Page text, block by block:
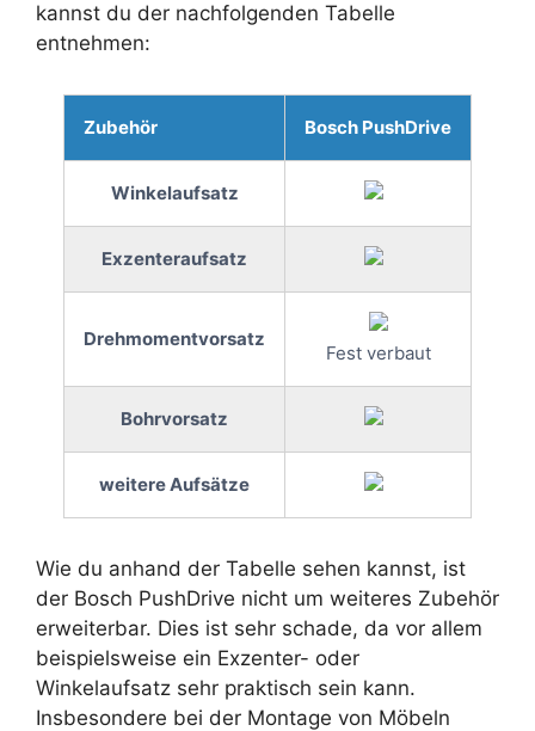
kannst du der nachfolgenden Tabelle
entnehmen:
Zubehör Bosch PushDrive
Winkelaufsatz
Exzenteraufsatz
Drehmomentvorsatz
Fest verbaut
Bohrvorsatz
weitere Aufsätze
Wie du anhand der Tabelle sehen kannst, ist
der Bosch PushDrive nicht um weiteres Zubehör
erweiterbar. Dies ist sehr schade, da vor allem
beispielsweise ein Exzenter- oder
Winkelaufsatz sehr praktisch sein kann.
Insbesondere bei der Montage von Möbeln